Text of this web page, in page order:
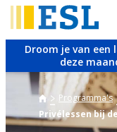
to
mainDroom je van
deze
Programma's
Privélessen bij